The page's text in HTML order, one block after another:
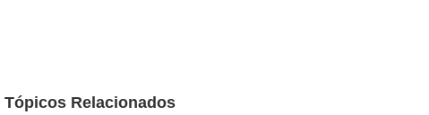
Tópicos Relacionados